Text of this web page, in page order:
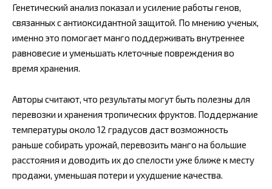
Генетический анализ показал и усиление работы генов,
связанных с антиоксидантной защитой. По мнению ученых,
именно это помогает манго поддерживать внутреннее
равновесие и уменьшать клеточные повреждения во
время хранения.
Авторы считают, что результаты могут быть полезны для
перевозки и хранения тропических фруктов. Поддержание
температуры около 12 градусов даст возможность
раньше собирать урожай, перевозить манго на большие
расстояния и доводить их до спелости уже ближе к месту
продажи, уменьшая потери и ухудшение качества.